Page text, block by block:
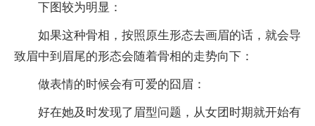
下图较为明显：
如果这种骨相，按照原生形态去画眉的话，就会导
致眉中到眉尾的形态会随着骨相的走势向下：
做表情的时候会有可爱的囧眉：
好在她及时发现了眉型问题，从女团时期就开始有